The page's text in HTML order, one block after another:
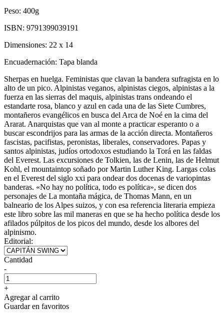
Peso: 400g
ISBN: 9791399039191
Dimensiones: 22 x 14
Encuadernación: Tapa blanda
Sherpas en huelga. Feministas que clavan la bandera sufragista en lo
alto de un pico. Alpinistas veganos, alpinistas ciegos, alpinistas a la
fuerza en las sierras del maquis, alpinistas trans ondeando el
estandarte rosa, blanco y azul en cada una de las Siete Cumbres,
montañeros evangélicos en busca del Arca de Noé en la cima del
Ararat. Anarquistas que van al monte a practicar esperanto o a
buscar escondrijos para las armas de la acción directa. Montañeros
fascistas, pacifistas, peronistas, liberales, conservadores. Papas y
santos alpinistas, judíos ortodoxos estudiando la Torá en las faldas
del Everest. Las excursiones de Tolkien, las de Lenin, las de Helmut
Kohl, el mountaintop soñado por Martin Luther King. Largas colas
en el Everest del siglo xxi para ondear dos docenas de variopintas
banderas. «No hay no política, todo es política», se dicen dos
personajes de La montaña mágica, de Thomas Mann, en un
balneario de los Alpes suizos, y con esa referencia literaria empieza
este libro sobre las mil maneras en que se ha hecho política desde los
afilados púlpitos de los picos del mundo, desde los albores del
alpinismo.
Editorial:
Cantidad
-
+
Agregar al carrito
Guardar en favoritos